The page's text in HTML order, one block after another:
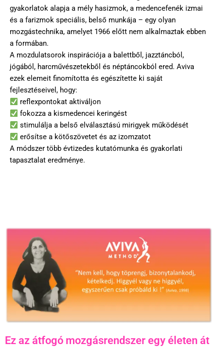
gyakorlatok alapja a mély hasizmok, a medencefenék izmai
és a farizmok speciális, belső munkája – egy olyan
mozgástechnika, amelyet 1966 előtt nem alkalmaztak ebben
a formában.
A mozdulatsorok inspirációja a balettből, jazztáncból,
jógából, harcművészetekből és néptáncokból ered. Aviva
ezek elemeit finomította és egészítette ki saját
fejlesztéseivel, hogy:
reflexpontokat aktiváljon
fokozza a kismedencei keringést
stimulálja a belső elválasztású mirigyek működését
erősítse a kötőszövetet és az izomzatot
A módszer több évtizedes kutatómunka és gyakorlati
tapasztalat eredménye.
Ez az átfogó mozgásrendszer egy életen át